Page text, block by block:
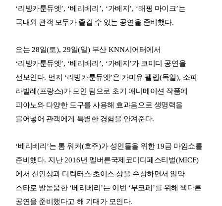
‘리빙카툰듀엣’, ‘베리베리 ’, ‘가베지 ’, ‘래핑 마이크’는
국내외 관객 모두가 즐길 수 있는 공연을 준비했다.
오는 28일(토), 29일(일) 부산 KNN시어터에서
‘리빙카툰듀엣’, ‘베리베리 ’, ‘가베지 ’가 코미디 공연을
선보인다. 먼저 ‘리빙카툰듀엣’은 카미유 펠렙(독일), 소피
라발레 (프랑스)가 모인 팀으로 초기 애니메이션 작품에
피아노와 다양한 도구를 사용해 효과음으로 생명력을
불어넣어 관객에게 특별한 경험을 안겨준다.
‘베리베리 ’는 톰 워커(호주)가 성인들을 위한 19금 마임쇼를
준비했다. 지난 2016년 멜버른국제코미디페스티벌(MICF)
에서 신인상과 디렉터스 초이스 상을 수상하면서 일약
스타로 발돋움한 ‘베리베리 ’는 이번 ‘부코페 ’를 위해 색다른
공연을 준비했다고 해 기대가 모인다.